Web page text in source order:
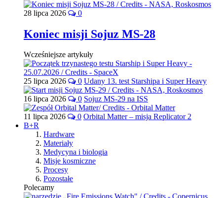
28 lipca 2026 0
Koniec misji Sojuz MS-28
Wcześniejsze artykuły
25 lipca 2026 0 Udany 13. test Starshipa i Super Heavy
16 lipca 2026 0 Sojuz MS-29 na ISS
11 lipca 2026 0 Orbital Matter – misja Replicator 2
B+R
Hardware
Materiały
Medycyna i biologia
Misje kosmiczne
Procesy
Pozostałe
Polecamy